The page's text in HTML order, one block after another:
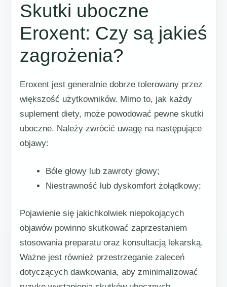
Skutki uboczne
Eroxent: Czy są jakieś
zagrożenia?
Eroxent jest generalnie dobrze tolerowany przez
większość użytkowników. Mimo to, jak każdy
suplement diety, może powodować pewne skutki
uboczne. Należy zwrócić uwagę na następujące
objawy:
Bóle głowy lub zawroty głowy;
Niestrawność lub dyskomfort żołądkowy;
Pojawienie się jakichkolwiek niepokojących
objawów powinno skutkować zaprzestaniem
stosowania preparatu oraz konsultacją lekarską.
Ważne jest również przestrzeganie zaleceń
dotyczących dawkowania, aby zminimalizować